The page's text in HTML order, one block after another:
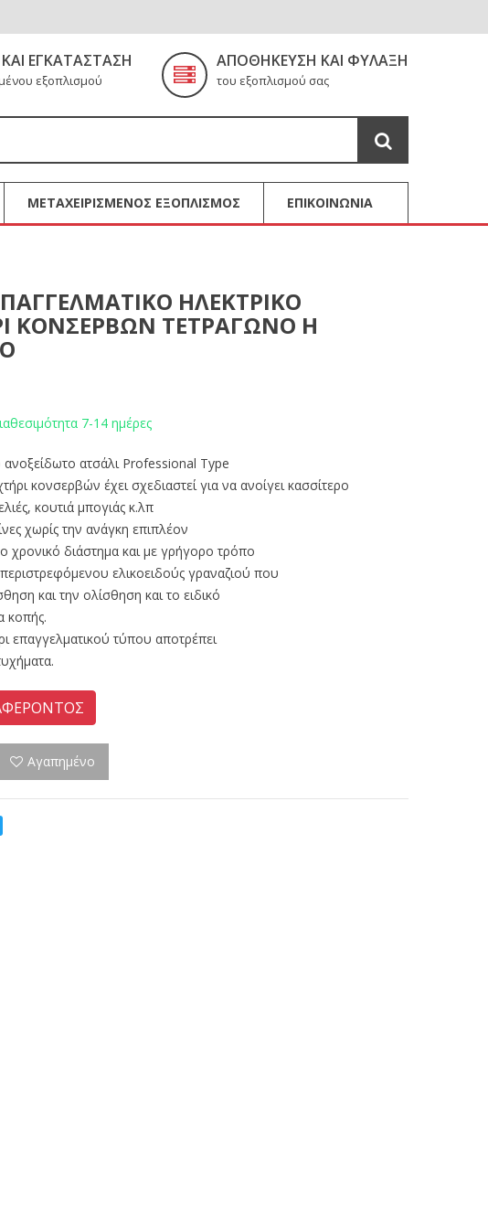
ΕΓΚΑΤΆΣΤΑΣΗ
εξοπλισμού
ΑΠΟΘΉΚΕΥΣΗ ΚΑΙ ΦΎΛΑΞΗ
του εξοπλισμού σας
ΜΕΤΑΧΕΙΡΙΣΜΕΝΟΣ ΕΞΟΠΛΙΣΜΟΣ ΕΠΙΚΟΙΝΩΝΙΑ
ΗΛΕΚΤΡΙΚΟ
ΚΟΝΣΕΡΒΩΝ ΤΕΤΡΑΓΩΝΟ Η
7-14 ημέρες
ατσάλι Professional Type
κονσερβών έχει σχεδιαστεί για να ανοίγει κασσίτερο
κουτιά μπογιάς κ.λπ
χωρίς την ανάγκη επιπλέον
χρονικό διάστημα και με γρήγορο τρόπο
ελικοειδούς γραναζιού που
και την ολίσθηση και το ειδικό
κοπής.
επαγγελματικού τύπου αποτρέπει
Αγαπημένο